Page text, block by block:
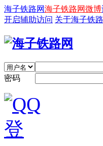
海子铁路网海子铁路网微博
开启辅助访问 关于海子铁
密码